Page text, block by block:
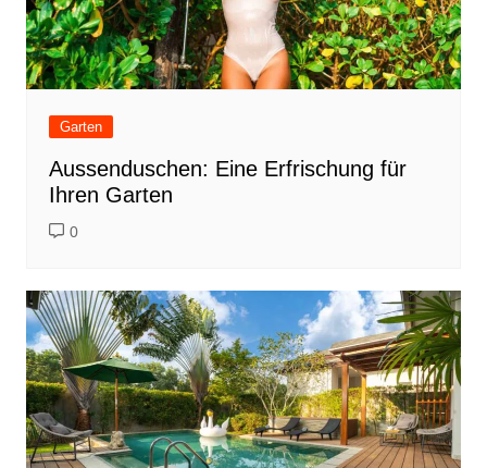
Garten
Aussenduschen: Eine Erfrischung für
Ihren Garten
0